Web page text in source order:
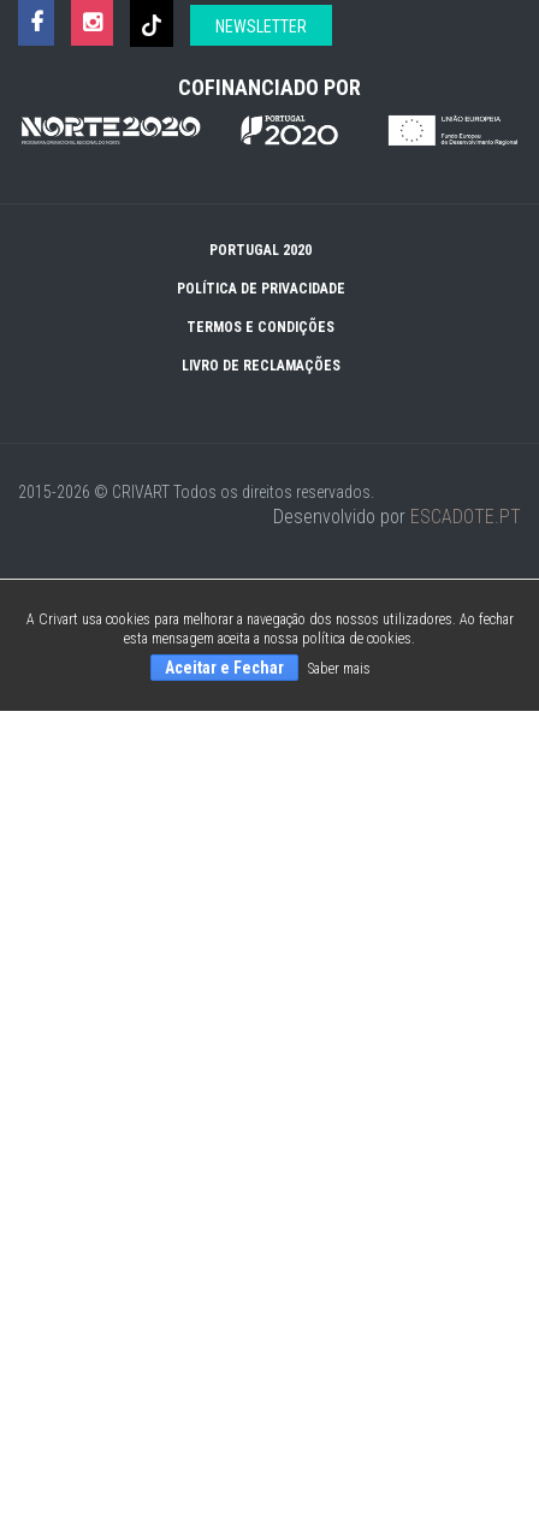
NEWSLETTER
COFINANCIADO POR
PORTUGAL 2020
POLÍTICA DE PRIVACIDADE
TERMOS E CONDIÇÕES
LIVRO DE RECLAMAÇÕES
2015-2026 © CRIVARTTodos os direitos reservados.
Desenvolvido por ESCADOTE.PT
A Crivart usa cookies para melhorar a navegação dos nossos utilizadores. Ao fechar
esta mensagem aceita a nossa política de cookies.
Aceitar e Fechar Saber mais